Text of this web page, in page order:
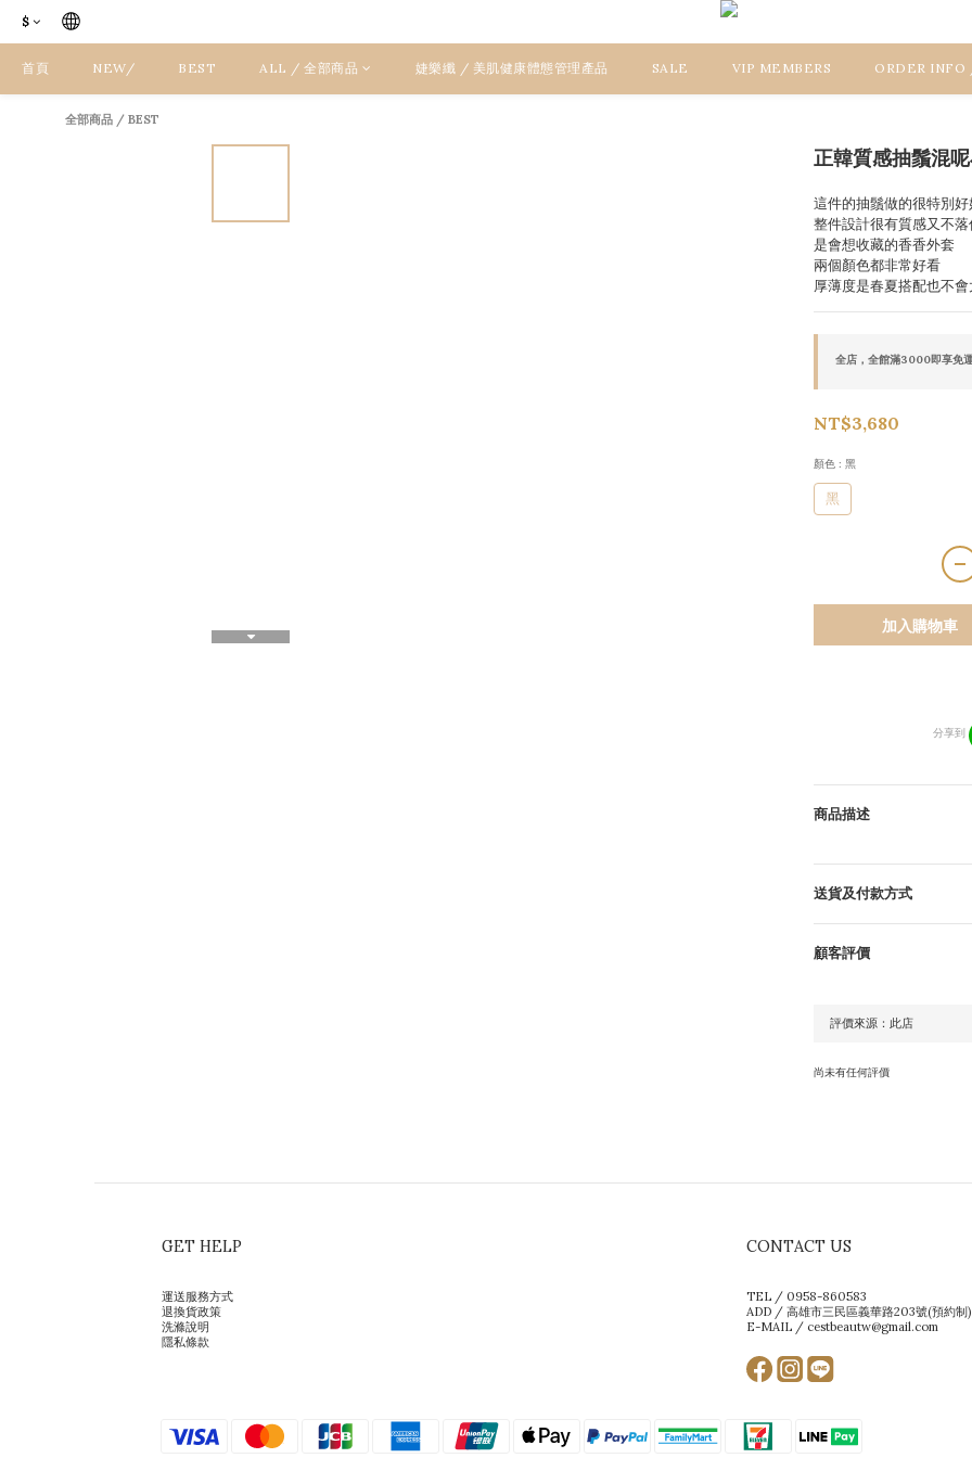
$
首頁 NEW/ BEST ALL / 全部商品 婕樂纖 / 美肌健康體態管理產品 SALE VIP MEMBERS ORDER INFO
全部商品 / BEST
正韓質感抽鬚混
這件的抽鬚做的很特別好
整件設計很有質感又不落
是會想收藏的香香外套
兩個顏色都非常好看
厚薄度是春夏搭配也不
全店，全館滿3000即享免
NT$3,680
顏色 : 黑
黑
加入購物車
分享到
商品描述
送貨及付款方式
顧客評價
尚未有任何評價
GET HELP
運送服務方式
退換貨政策
洗滌說明
隱私條款
CONTACT US
TEL / 0958-860583
ADD / 高雄市三民區義華路203號(預約制)
E-MAIL / cestbeautw@gmail.com